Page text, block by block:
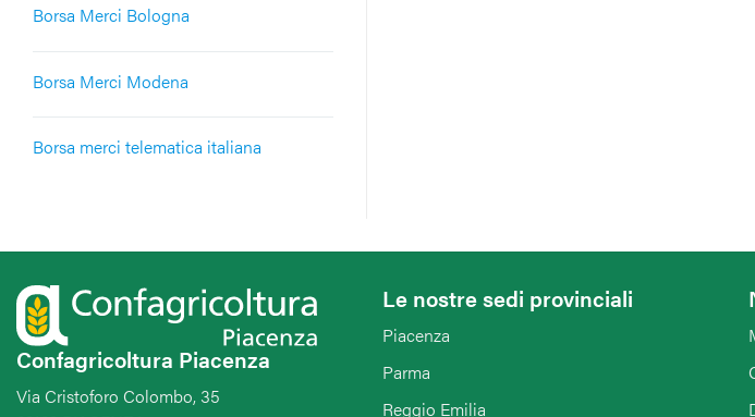
Borsa Merci Bologna
Borsa Merci Modena
Borsa merci telematica italiana
Confagricoltura Piacenza
Via Cristoforo Colombo, 35
Le nostre sedi provinciali
Piacenza
Parma
Reggio Emilia